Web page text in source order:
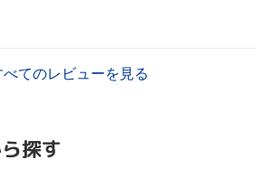
べてのレビューを見る
探す